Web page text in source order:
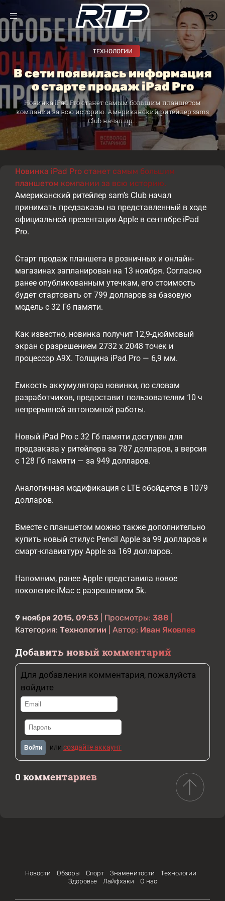
ТЕХНОЛОГИИ
В сети появилась информация
о старте продаж iPad Pro
Новинка iPad Pro станет самым большим планшетом
компании за всю историю. Американский ритейлер sams
Club начал пр...
Новинка iPad Pro станет самым большим
планшетом компании за всю историю.
Американский ритейлер sam’s Club начал
принимать предзаказы на представленный в ходе
официальной презентации Apple в сентябре iPad
Pro.
Старт продаж планшета в розничных и онлайн-
магазинах запланирован на 13 ноября. Согласно
ранее опубликованным утечкам, его стоимость
будет стартовать от 799 долларов за базовую
модель с 32 Гб памяти.
Как известно, новинка получит 12,9-дюймовый
экран с разрешением 2732 х 2048 точек и
процессор A9X. Толщина iPad Pro — 6,9 мм.
Емкость аккумулятора новинки, по словам
разработчиков, предоставит пользователям 10 ч
непрерывной автономной работы.
Новый iPad Pro с 32 Гб памяти доступен для
предзаказа у ритейлера за 787 долларов, а версия
с 128 Гб памяти — за 949 долларов.
Аналогичная модификация с LTE обойдется в 1079
долларов.
Вместе с планшетом можно также дополнительно
купить новый стилус Pencil Apple за 99 долларов и
смарт-клавиатуру Apple за 169 долларов.
Напомним, ранее Apple представила новое
поколение iMac с разрешением 5k.
9 ноября 2015, 09:53 | Просмотры: 388
Категория: Технологии | Автор: Иван Яковлев
Добавить новый комментарий
Для добавления комментария, пожалуйста
войдите
Войти или создайте аккаунт
0 комментариев
Новости Обзоры Спорт Знаменитости
Технологии
Здоровье
Лайфхаки О нас